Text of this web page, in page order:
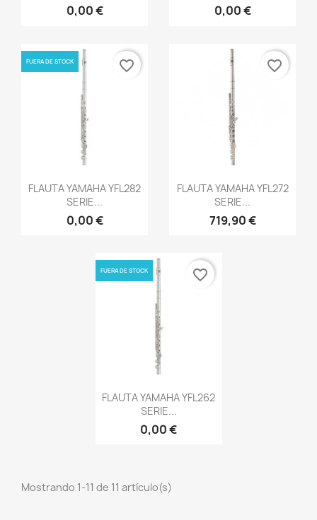
0,00 € 0,00 €
Vista rápida
FLAUTA YAMAHA YFL282
SERIE...
0,00 €
FUERA DE STOCK favorite_border
Vista rápida
FLAUTA YAMAHA YFL272
SERIE...
719,90 €
favorite_border
Vista rápida
FLAUTA YAMAHA YFL262
SERIE...
0,00 €
FUERA DE STOCK favorite_border
Mostrando 1-11 de 11 artículo(s)